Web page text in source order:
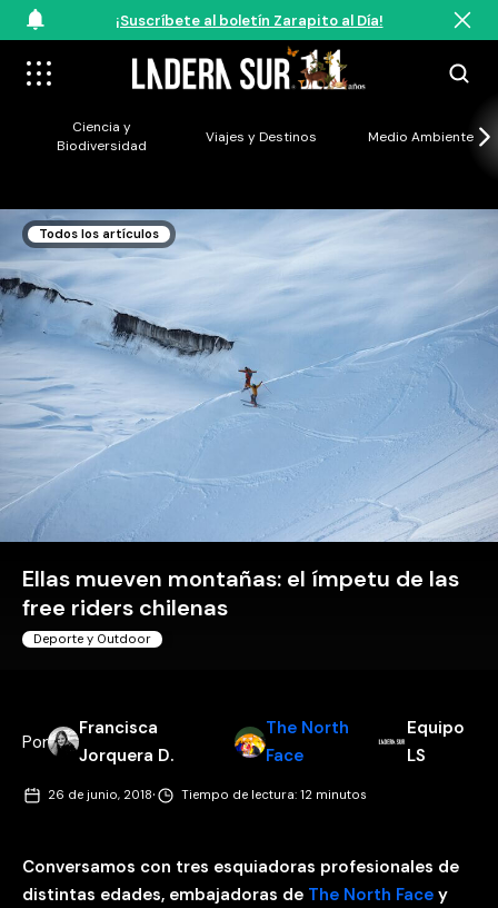
¡Suscríbete al boletín Zarapito al Día!
Ciencia y
Biodiversidad
Viajes y Destinos Medio Ambiente
Todos los artículos
Ellas mueven montañas: el ímpetu de las
free riders chilenas
Deporte y Outdoor
Por
Francisca
Jorquera D.
The North
Face
Equipo
LS
26 de junio, 2018· Tiempo de lectura: 12 minutos
Conversamos con tres esquiadoras profesionales de
distintas edades, embajadoras de The North Face y